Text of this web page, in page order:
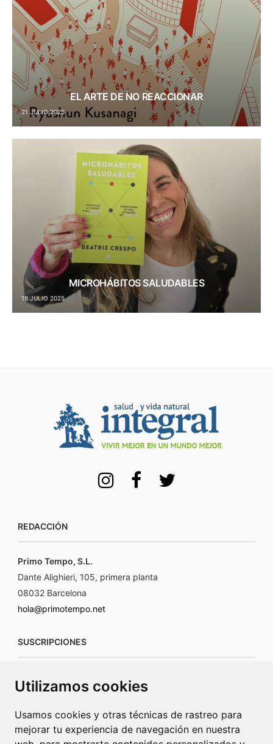
Utilizamos cookies
Usamos cookies y otras técnicas de rastreo para
mejorar tu experiencia de navegación en nuestra
EL ARTE DE NO REACCIONAR
21 JULIO 2025
MICROHÁBITOS SALUDABLES
18 JULIO 2025
REDACCIÓN
Primo Tempo, S.L.
Dante Alighieri, 105, primera planta
08032 Barcelona
hola@primotempo.net
SUSCRIPCIONES
www.connecorrevistas.com